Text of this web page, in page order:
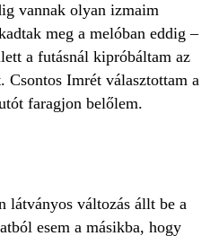
vannak olyan izmaim
meg a melóban eddig –
a futásnál kipróbáltam az
Csontos Imrét választottam a
faragjon belőlem.
látványos változás állt be a
esem a másikba, hogy